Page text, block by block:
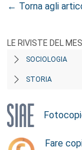
← Torna agli
LE RIVISTE DEL
SOCIOLOGIA
STORIA
Fare